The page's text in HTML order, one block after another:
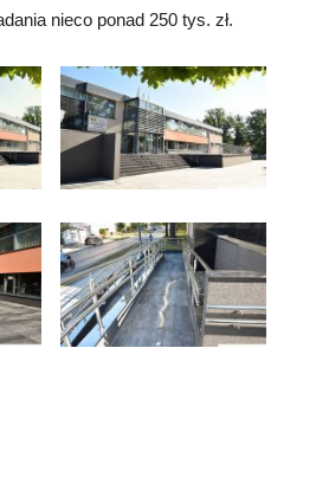
nieco ponad 250 tys. zł.